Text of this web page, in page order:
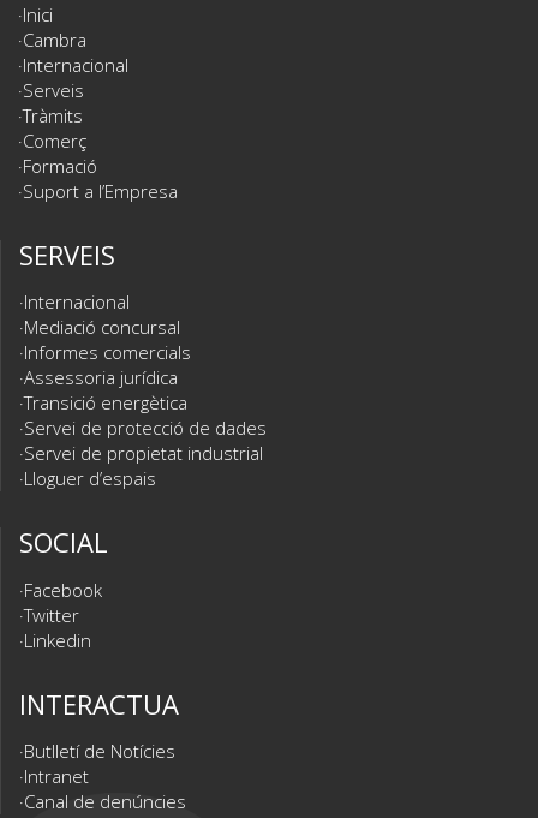
Inici
Cambra
Internacional
Serveis
Tràmits
Comerç
Formació
Suport a l’Empresa
SERVEIS
Internacional
Mediació concursal
Informes comercials
Assessoria jurídica
Transició energètica
Servei de protecció de dades
Servei de propietat industrial
Lloguer d’espais
SOCIAL
Facebook
Twitter
Linkedin
INTERACTUA
Butlletí de Notícies
Intranet
Canal de denúncies